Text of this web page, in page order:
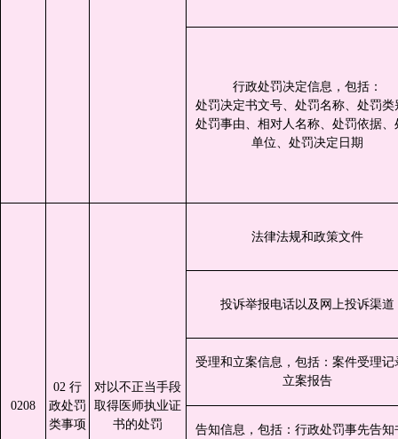
行政处罚决定信息，包括：
处罚决定书文号、处罚名称、处罚类
处罚事由、相对人名称、处罚依据、
单位、处罚决定日期
0208
02 行
政处罚
类事项
对以不正当手段
取得医师执业证
书的处罚
法律法规和政策文件
投诉举报电话以及网上投诉渠道
受理和立案信息，包括：案件受理记
立案报告
告知信息，包括：行政处罚事先告知